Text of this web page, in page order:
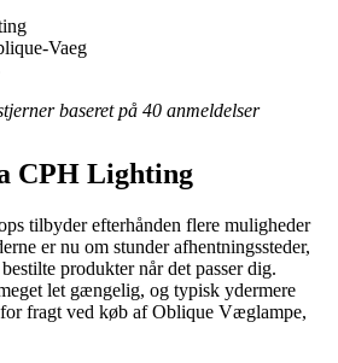
Vaeg
baseret på 40 anmeldelser
CPH Lighting
tilbyder efterhånden flere muligheder
er nu om stunder afhentningssteder,
produkter når det passer dig.
let gængelig, og typisk ydermere
fragt ved køb af Oblique Væglampe,